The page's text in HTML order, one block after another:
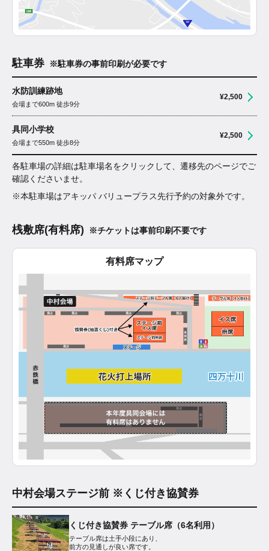
駐車券 ※駐車券の事前印刷が必要です
水防訓練跡地
会場まで600m 徒歩9分
¥2,500
具同小学校
会場まで550m 徒歩8分
¥2,500
各駐車場の詳細は駐車場名をクリックして、遷移先のページでご
確認くださいませ。
※本駐車場はアキッパ バリュープラス先行予約の対象外です。
桟敷席(有料席) ※チケットは事前印刷不要です
有料席マップ
中村会場ステージ前 ※くじ付き協賛券
くじ付き協賛券 テーブル席（6名利用）
テーブル席は土手小段にあり、
前方の見通しが良い席です。